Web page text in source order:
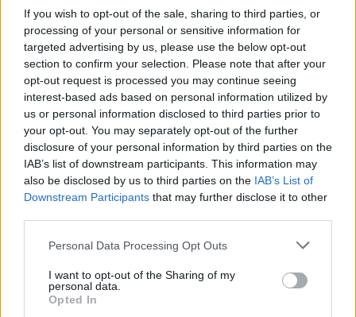
If you wish to opt-out of the sale, sharing to third parties, or
processing of your personal or sensitive information for
targeted advertising by us, please use the below opt-out
section to confirm your selection. Please note that after your
opt-out request is processed you may continue seeing
interest-based ads based on personal information utilized by
us or personal information disclosed to third parties prior to
your opt-out. You may separately opt-out of the further
disclosure of your personal information by third parties on the
IAB’s list of downstream participants. This information may
also be disclosed by us to third parties on the IAB’s List of
Downstream Participants that may further disclose it to other
Please note that this website/app uses one or more Google
not limited to your visit or usage behaviour. You may click to
grant or deny consent to Google and its third-party tags to
use your data for below specified purposes in below Google
Personal Data Processing Opt Outs
I want to opt-out of the Sharing of my
personal data.
Opted In
söröket! Ha a söröket néhány napra újra
függőleges helyzetbe állítjuk, az enyhítheti az
élesztőgyűrű problémáját (bár az oxidációt nem
fordítja vissza). Vannak egyébként kivételek.
Bizonyos söröket (mint például a koros
Cantillont) kifejezetten vízszintes tárolásra
terveztek, mivel a kupak alatt parafadugó
található – hasonlóan a borhoz.